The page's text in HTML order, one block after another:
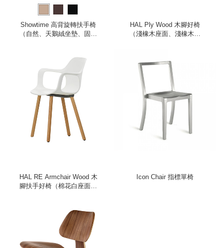
Showtime 高背旋轉扶手椅
（自然、天鵝絨坐墊、固定
HAL Ply Wood 木腳好椅
（淺橡木座面、淺橡木椅
HAL RE Armchair Wood 木
腳扶手好椅（棉花白座面、
Icon Chair 指標單椅